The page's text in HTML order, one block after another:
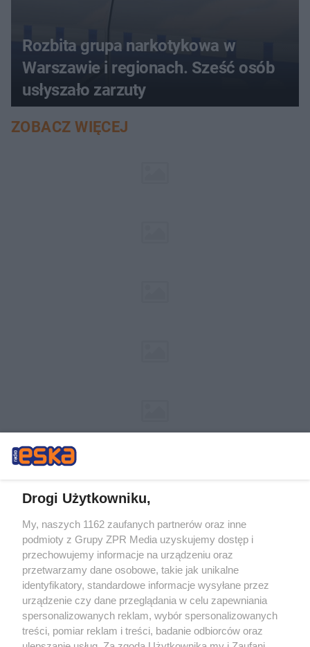
Rozbita grupa narkotykowa w
Warszawie i regionach. Sześć osób
usłyszało zarzuty
ZOBACZ WIĘCEJ
Żaden utwór zamieszczony w serwisie nie może być powielany i
rozpowszechniany lub dalej rozpowszechniany w jakikolwiek sposób (w
tym także elektroniczny lub mechaniczny) na jakimkolwiek polu
eksploatacji w jakiejkolwiek formie, włącznie z umieszczaniem w Internecie
bez pisemnej zgody właściciela praw. Jakiekolwiek użycie lub
wykorzystanie utworów w całości lub w części z naruszeniem prawa, tzn.
bez właściwej zgody, jest zabronione pod groźbą kary i może być ścigane
prawnie.
Drogi Użytkowniku,
My, naszych 1162 zaufanych partnerów oraz inne
podmioty z Grupy ZPR Media uzyskujemy dostęp i
przechowujemy informacje na urządzeniu oraz
przetwarzamy dane osobowe, takie jak unikalne
identyfikatory, standardowe informacje wysyłane przez
urządzenie czy dane przeglądania w celu zapewniania
spersonalizowanych reklam, wybór spersonalizowanych
treści, pomiar reklam i treści, badanie odbiorców oraz